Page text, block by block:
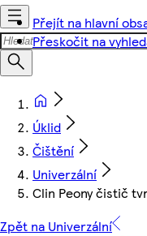
Přejít na hlavní
Přeskočit na
Úklid
Čištění
Univerzální
Clin Peony čistič
Zpět na Univerzální